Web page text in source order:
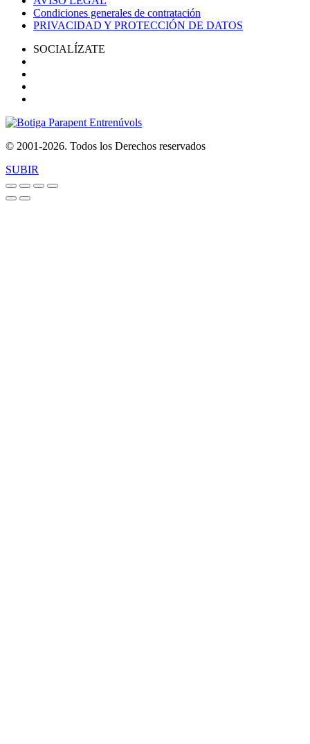
Condiciones generales de contratación
PRIVACIDAD Y PROTECCIÓN DE DATOS
SOCIALÍZATE
© 2001-2026. Todos los Derechos reservados
SUBIR